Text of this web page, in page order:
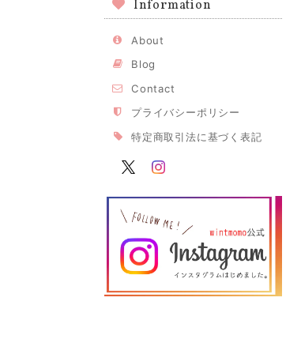
Information
About
Blog
Contact
プライバシーポリシー
特定商取引法に基づく表記